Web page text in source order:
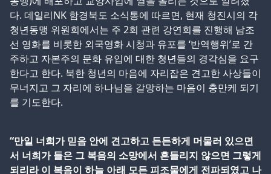
다. 데일리NK 함경북도 소식통에 따르면, 현재 청진시의 각
청년동맹 위원회에서는 주 2회 관련 강연회를 진행해 남조
선 영화를 비롯한 외국영화 시청과 유포를 ‘반역행위’로 간
주하고 자본주의 문화 유입에 대한 청년들의 경각심을 요구
한다고 한다. 북한 청년의 마음에 자리잡은 견고한 사상들이
무너지고 그 자리에 하나님을 갈망하는 마음이 충만케 되기
를 기도한다.
“만일 너희가 믿음 안에 견고하고 든든하게 머물러 있으면
서 너희가 들은 그 복음의 소망에서 흔들리지 않으면 그렇게
되리라 이 복음이 하늘 아래 모든 피조물에게 전파되였고 나